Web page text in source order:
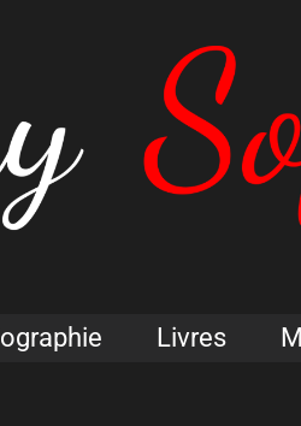
Livres